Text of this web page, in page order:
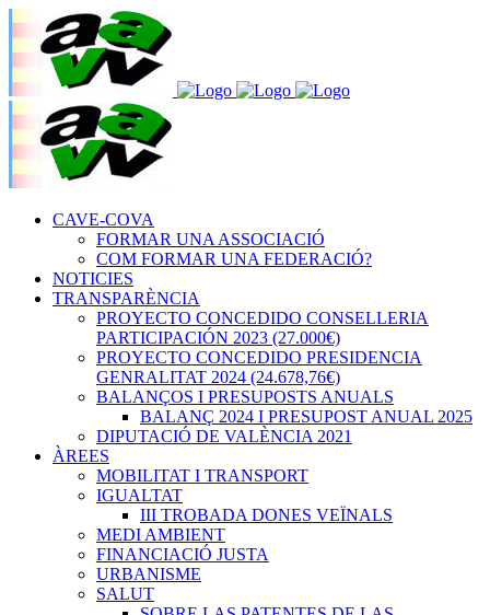
CAVE-COVA
FORMAR UNA ASSOCIACIÓ
COM FORMAR UNA FEDERACIÓ?
NOTICIES
TRANSPARÈNCIA
PROYECTO CONCEDIDO CONSELLERIA
PARTICIPACIÓN 2023 (27.000€)
PROYECTO CONCEDIDO PRESIDENCIA
GENRALITAT 2024 (24.678,76€)
BALANÇOS I PRESUPOSTS ANUALS
BALANÇ 2024 I PRESUPOST ANUAL 2025
DIPUTACIÓ DE VALÈNCIA 2021
ÀREES
MOBILITAT I TRANSPORT
IGUALTAT
III TROBADA DONES VEÏNALS
MEDI AMBIENT
FINANCIACIÓ JUSTA
URBANISME
SALUT